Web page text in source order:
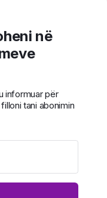
në
informuar për
tani abonimin